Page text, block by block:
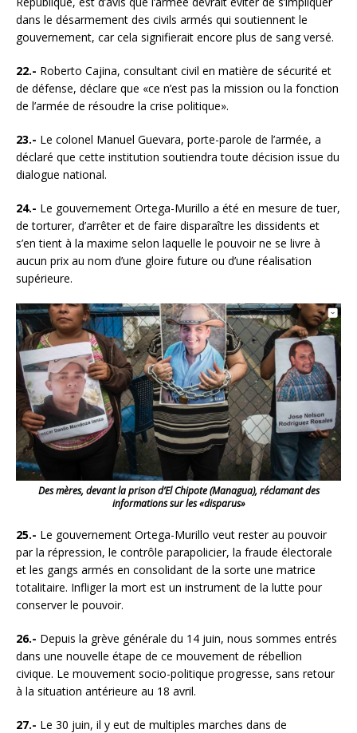
dans le désarmement des civils armés qui soutiennent le
gouvernement, car cela signifierait encore plus de sang versé.
22.- Roberto Cajina, consultant civil en matière de sécurité et
de défense, déclare que «ce n’est pas la mission ou la fonction
de l’armée de résoudre la crise politique».
23.- Le colonel Manuel Guevara, porte-parole de l’armée, a
déclaré que cette institution soutiendra toute décision issue du
dialogue national.
24.- Le gouvernement Ortega-Murillo a été en mesure de tuer,
de torturer, d’arrêter et de faire disparaître les dissidents et
s’en tient à la maxime selon laquelle le pouvoir ne se livre à
aucun prix au nom d’une gloire future ou d’une réalisation
supérieure.
Des mères, devant la prison d’El Chipote (Managua), réclamant des
informations sur les «disparus»
25.- Le gouvernement Ortega-Murillo veut rester au pouvoir
par la répression, le contrôle parapolicier, la fraude électorale
et les gangs armés en consolidant de la sorte une matrice
totalitaire. Infliger la mort est un instrument de la lutte pour
conserver le pouvoir.
26.- Depuis la grève générale du 14 juin, nous sommes entrés
dans une nouvelle étape de ce mouvement de rébellion
civique. Le mouvement socio-politique progresse, sans retour
à la situation antérieure au 18 avril.
27.- Le 30 juin, il y eut de multiples marches dans de